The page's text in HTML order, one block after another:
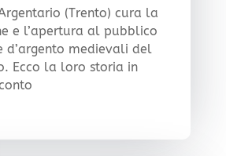
Argentario (Trento) cura la
e l’apertura al pubblico
d’argento medievali del
Ecco la loro storia in